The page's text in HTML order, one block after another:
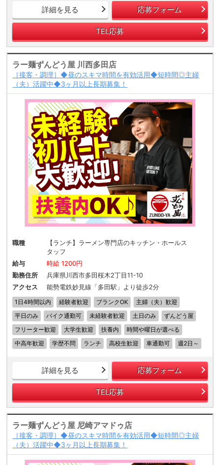
詳細を見る 応募フォーム
TEL応募
ラー麺ずんどう屋 川西多田店
［接客・調理］◆昼のスキマ時間を有効活用◆短時間◎主婦
（夫）活躍中◆3ヶ月以上長期募集！
職種
【ランチ】ラーメン専門店のキッチン・ホールス
タッフ
給与
時給 1200円
勤務住所
兵庫県川西市多田桜木2丁目11-10
アクセス
能勢電鉄妙見線「多田駅」より徒歩2分
1日4時間以内 経験者歓迎 ブランクOK
主婦（夫）歓迎
平日のみ
バイク通勤可 未経験者歓迎 土日のみ
ずんどう屋
フリーター歓迎
大学生歓迎 扶養内
時間や曜日が選べる
中高年歓迎
学歴不問 ランチ 高校生歓迎 車通勤可 週2日～
詳細を見る 応募フォーム
TEL応募
ラー麺ずんどう屋 尼崎アマドゥ店
［接客・調理］◆昼のスキマ時間を有効活用◆短時間◎主婦
（夫）活躍中◆3ヶ月以上長期募集！